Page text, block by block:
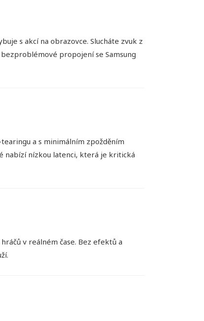
s akcí na obrazovce. Slucháte zvuk z
propojení se Samsung
a s minimálním zpožděním
nabízí nízkou latenci, která je kritická
v reálném čase. Bez efektů a